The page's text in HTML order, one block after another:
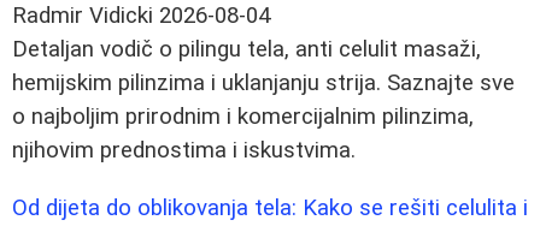
Radmir Vidicki 2026-08-04
Detaljan vodič o pilingu tela, anti celulit masaži,
hemijskim pilinzima i uklanjanju strija. Saznajte sve
o najboljim prirodnim i komercijalnim pilinzima,
njihovim prednostima i iskustvima.
Od dijeta do oblikovanja tela: Kako se rešiti celulita i